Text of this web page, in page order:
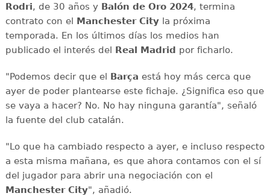
Rodri, de 30 años y Balón de Oro 2024, termina
contrato con el Manchester Cityla próxima
temporada. En los últimos días los medios han
publicado el interés del Real Madrid por ficharlo.
"Podemos decir que el Barça está hoy más cerca que
ayer de poder plantearse este fichaje. ¿Significa eso que
se vaya a hacer? No. No hay ninguna garantía", señaló
la fuente del club catalán.
"Lo que ha cambiado respecto a ayer, e incluso respecto
a esta misma mañana, es que ahora contamos con el sí
del jugador para abrir una negociación con el
Manchester City", añadió.